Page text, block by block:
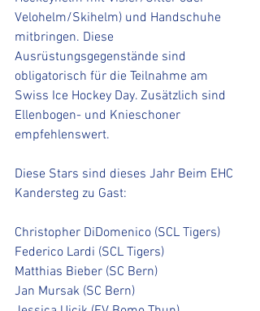
Velohelm/Skihelm) und Handschuhe
mitbringen. Diese
Ausrüstungsgegenstände sind
obligatorisch für die Teilnahme am
Swiss Ice Hockey Day. Zusätzlich sind
Ellenbogen- und Knieschoner
empfehlenswert.
Diese Stars sind dieses Jahr Beim EHC
Kandersteg zu Gast:
Christopher DiDomenico (SCL Tigers)
Federico Lardi (SCL Tigers)
Matthias Bieber (SC Bern)
Jan Mursak (SC Bern)